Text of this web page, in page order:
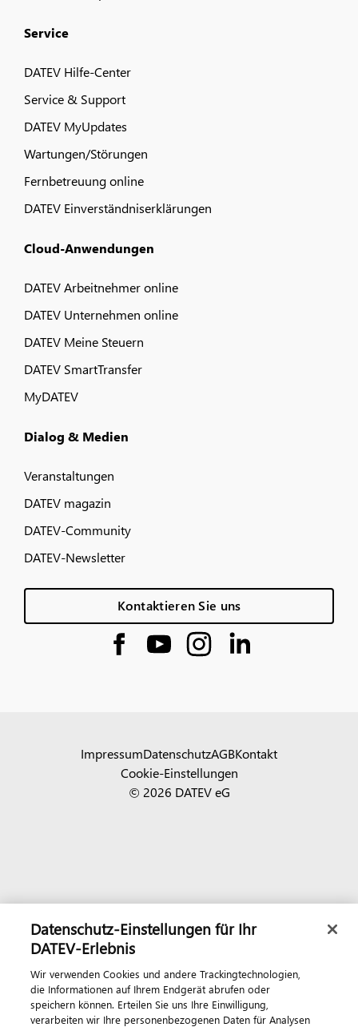
Service
DATEV Hilfe-Center
Service & Support
DATEV MyUpdates
Wartungen/Störungen
Fernbetreuung online
DATEV Einverständniserklärungen
Cloud-Anwendungen
DATEV Arbeitnehmer online
DATEV Unternehmen online
DATEV Meine Steuern
DATEV SmartTransfer
MyDATEV
Dialog & Medien
Veranstaltungen
DATEV magazin
DATEV-Community
DATEV-Newsletter
Kontaktieren Sie uns
© 2026 DATEV eG
ImpressumDatenschutzAGBKontakt
Cookie-Einstellungen
Datenschutz-Einstellungen für Ihr
DATEV-Erlebnis
Wir verwenden Cookies und andere Trackingtechnologien,
die Informationen auf Ihrem Endgerät abrufen oder
speichern können. Erteilen Sie uns Ihre Einwilligung,
verarbeiten wir Ihre personenbezogenen Daten für Analysen